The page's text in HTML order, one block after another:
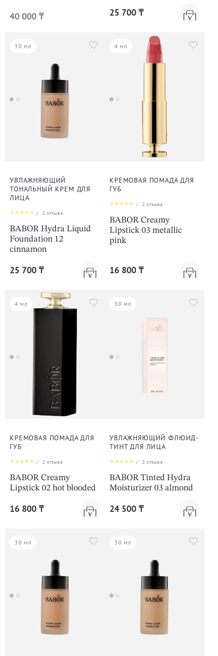
40 000 ₸ 25 700 ₸
30 мл
УВЛАЖНЯЮЩИЙ
ТОНАЛЬНЫЙ КРЕМ ДЛЯ
ЛИЦА
/ 2 отзыва
BABOR Hydra Liquid
Foundation 12
cinnamon
25 700 ₸
4 мл
КРЕМОВАЯ ПОМАДА ДЛЯ
ГУБ
/ 2 отзыва
BABOR Creamy
Lipstick 03 metallic
pink
16 800 ₸
4 мл
КРЕМОВАЯ ПОМАДА ДЛЯ
ГУБ
/ 2 отзыва
BABOR Creamy
Lipstick 02 hot blooded
16 800 ₸
30 мл
УВЛАЖНЯЮЩИЙ ФЛЮИД-
ТИНТ ДЛЯ ЛИЦА
/ 2 отзыва
BABOR Tinted Hydra
Moisturizer 03 almond
24 500 ₸
30 мл 30 мл